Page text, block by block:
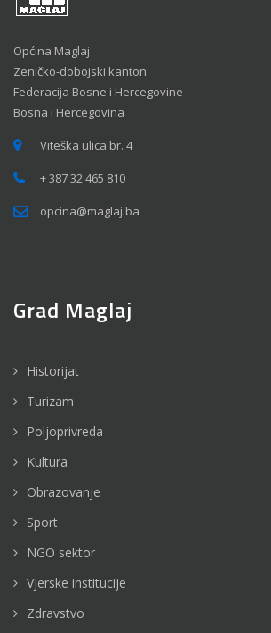
Općina Maglaj
Zeničko-dobojski kanton
Federacija Bosne i Hercegovine
Bosna i Hercegovina
Viteška ulica br. 4
+ 387 32 465 810
opcina@maglaj.ba
Grad Maglaj
Historijat
Turizam
Poljoprivreda
Kultura
Obrazovanje
Sport
NGO sektor
Vjerske institucije
Zdravstvo